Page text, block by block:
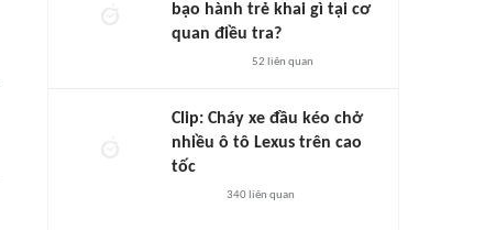
bạo hành trẻ khai gì tại cơ
quan điều tra?
52 liên quan
Clip: Cháy xe đầu kéo chở
nhiều ô tô Lexus trên cao
tốc
340liên quan